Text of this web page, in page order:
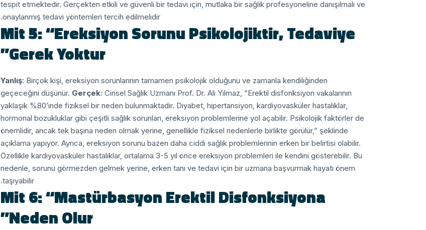
tespit etmektedir. Gerçekten etkili ve güvenli bir tedavi için, mutlaka bir sağlık profesyoneline danışılmalı ve
onaylanmış tedavi yöntemleri tercih edilmelidir.
Mit 5: “Ereksiyon Sorunu Psikolojiktir, Tedaviye
Gerek Yoktur”
Yanlış: Birçok kişi, ereksiyon sorunlarının tamamen psikolojik olduğunu ve zamanla kendiliğinden
geçeceğini düşünür. Gerçek: Cinsel Sağlık Uzmanı Prof. Dr. Ali Yılmaz, “Erektil disfonksiyon vakalarının
yaklaşık %80’inde fiziksel bir neden bulunmaktadır. Diyabet, hipertansiyon, kardiyovasküler hastalıklar,
hormonal bozukluklar gibi çeşitli sağlık sorunları, ereksiyon problemlerine yol açabilir. Psikolojik faktörler de
önemlidir, ancak tek başına neden olmak yerine, genellikle fiziksel nedenlerle birlikte görülür,” şeklinde
açıklama yapıyor. Ayrıca, ereksiyon sorunu bazen daha ciddi sağlık problemlerinin erken bir belirtisi olabilir.
Özellikle kardiyovasküler hastalıklar, ortalama 3-5 yıl önce ereksiyon problemleri ile kendini gösterebilir. Bu
nedenle, sorunu görmezden gelmek yerine, erken tanı ve tedavi için bir uzmana başvurmak hayati önem
taşıyabilir.
Mit 6: “Mastürbasyon Erektil Disfonksiyona
Neden Olur”